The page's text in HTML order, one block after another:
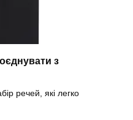
з
речей, які легко